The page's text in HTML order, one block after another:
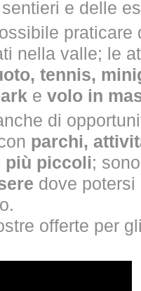
e delle
praticare
nella valle; le
tennis,
e volo in
di
parchi,
più piccoli;
dove
offerte per